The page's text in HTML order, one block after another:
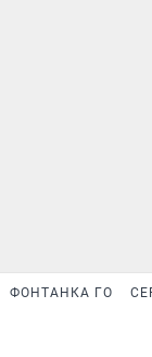
ФОНТАНКА ГО